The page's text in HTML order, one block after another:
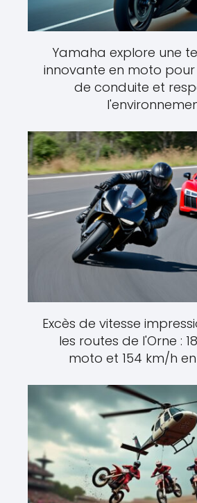
Yamaha explore une
innovante en moto
de conduite et
Excès de vitesse
les routes de l'Orne :
moto et 154 km/h